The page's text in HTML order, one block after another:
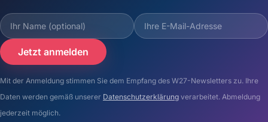
Jetzt anmelden
Mit der Anmeldung stimmen Sie dem Empfang des W27-Newsletters zu. Ihre
Daten werden gemäß unserer Datenschutzerklärung verarbeitet. Abmeldung
jederzeit möglich.